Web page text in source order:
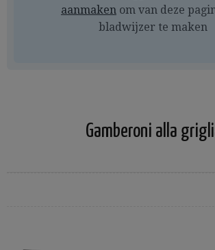
aanmaken om van deze
bladwijzer te maken
Gamberoni alla